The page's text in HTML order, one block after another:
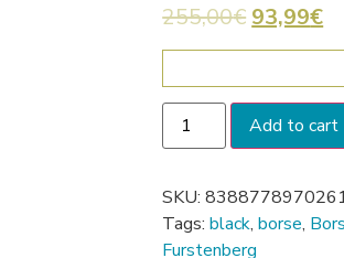
255,00€ 93,99€
Add to cart
SKU:
Tags:black,borse,
Furstenberg